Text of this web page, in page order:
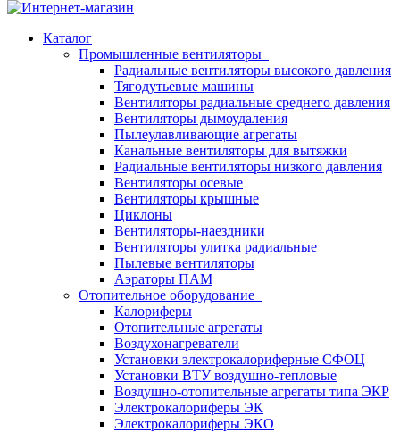
Каталог
Промышленные вентиляторы
Радиальные вентиляторы высокого давления
Тягодутьевые машины
Вентиляторы радиальные среднего давления
Вентиляторы дымоудаления
Пылеулавливающие агрегаты
Канальные вентиляторы для вытяжки
Радиальные вентиляторы низкого давления
Вентиляторы осевые
Вентиляторы крышные
Циклоны
Вентиляторы-наездники
Вентиляторы улитка радиальные
Пылевые вентиляторы
Аэраторы ПАМ
Отопительное оборудование
Калориферы
Отопительные агрегаты
Воздухонагреватели
Установки электрокалориферные СФОЦ
Установки ВТУ воздушно-тепловые
Воздушно-отопительные агрегаты типа ЭКР
Электрокалориферы ЭК
Электрокалориферы ЭКО